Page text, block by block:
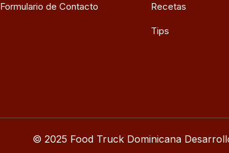
Formulario de Contacto Recetas
Tips
© 2025 Food Truck Dominicana